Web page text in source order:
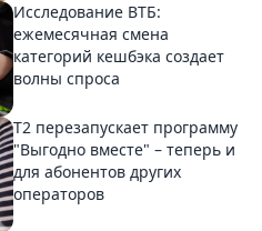
Исследование ВТБ:
ежемесячная смена
категорий кешбэка создает
волны спроса
Т2 перезапускает программу
"Выгодно вместе" – теперь и
для абонентов других
операторов